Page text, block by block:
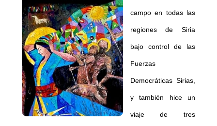
campo en todas las
regiones de Siria
bajo control de las
Fuerzas
Democráticas Sirias,
y también hice un
viaje de tres